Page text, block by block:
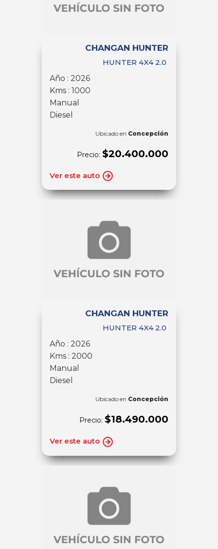
CHANGAN HUNTER
HUNTER 4X4 2.0
Año : 2026
Kms : 1000
Manual
Diesel
Ubicado en Concepción
Precio: $20.400.000
Ver este auto
CHANGAN HUNTER
HUNTER 4X4 2.0
Año : 2026
Kms : 2000
Manual
Diesel
Ubicado en Concepción
Precio: $18.490.000
Ver este auto